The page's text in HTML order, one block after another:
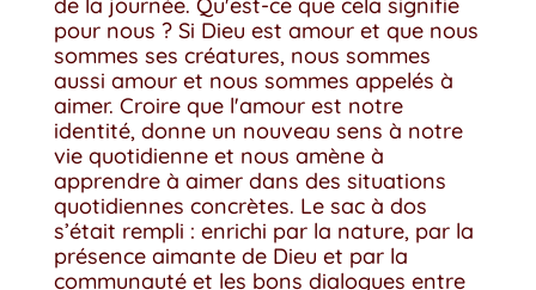
pour nous ? Si Dieu est amour et que nous
sommes ses créatures, nous sommes
aussi amour et nous sommes appelés à
aimer. Croire que l'amour est notre
identité, donne un nouveau sens à notre
vie quotidienne et nous amène à
apprendre à aimer dans des situations
quotidiennes concrètes. Le sac à dos
s’était rempli : enrichi par la nature, par la
présence aimante de Dieu et par la
communauté et les bons dialogues entre